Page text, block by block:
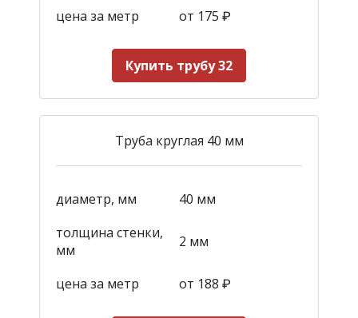
цена за метр от 175 ₽
Купить трубу 32
Труба круглая 40 мм
диаметр, мм
40 мм
толщина стенки,
мм
2 мм
цена за метр от 188 ₽